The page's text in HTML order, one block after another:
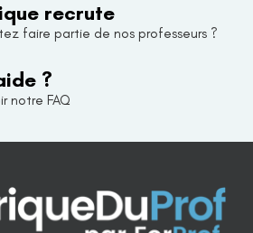
recrute
faire partie de nos professeurs ?
?
notre FAQ